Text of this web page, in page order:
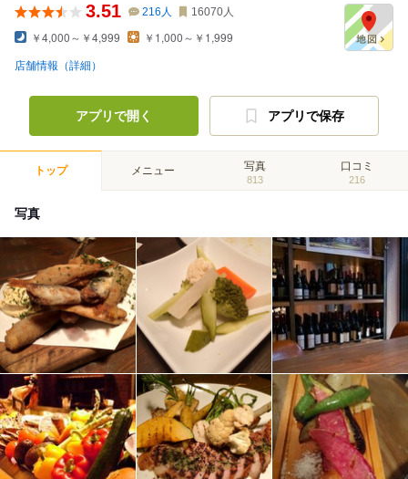
3.51 216 人 16070人
￥4,000～￥4,999 ￥1,000～￥1,999
店舗情報（詳細）
アプリで開く アプリで保存
トップ メニュー 写真
813
口コミ
216
写真